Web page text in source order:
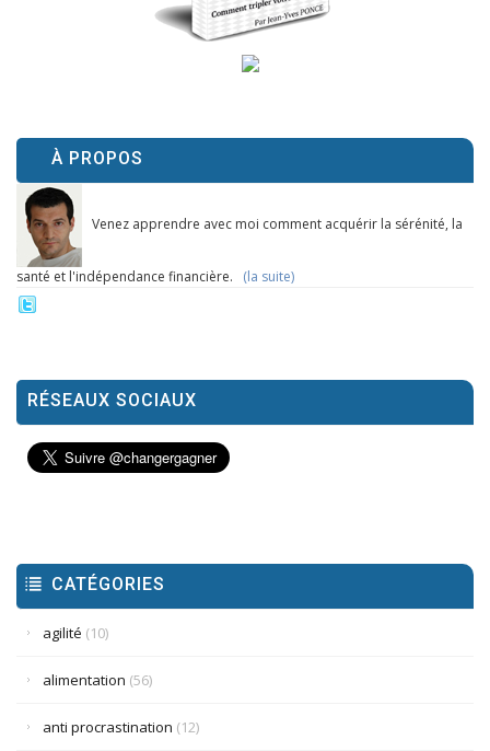
À PROPOS
Venez apprendre avec moi comment acquérir la sérénité, la
santé et l'indépendance financière. (la suite)
RÉSEAUX SOCIAUX
CATÉGORIES
agilité (10)
alimentation (56)
anti procrastination (12)